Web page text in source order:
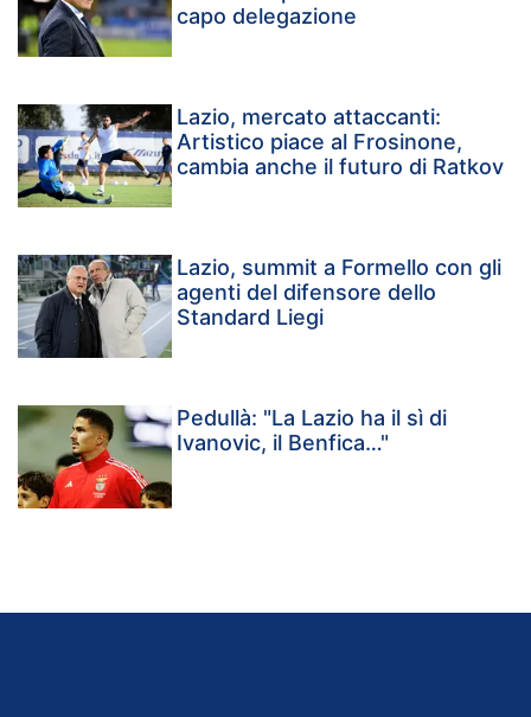
capo delegazione
Lazio, mercato attaccanti:
Artistico piace al Frosinone,
cambia anche il futuro di Ratkov
Lazio, summit a Formello con gli
agenti del difensore dello
Standard Liegi
Pedullà: "La Lazio ha il sì di
Ivanovic, il Benfica…"